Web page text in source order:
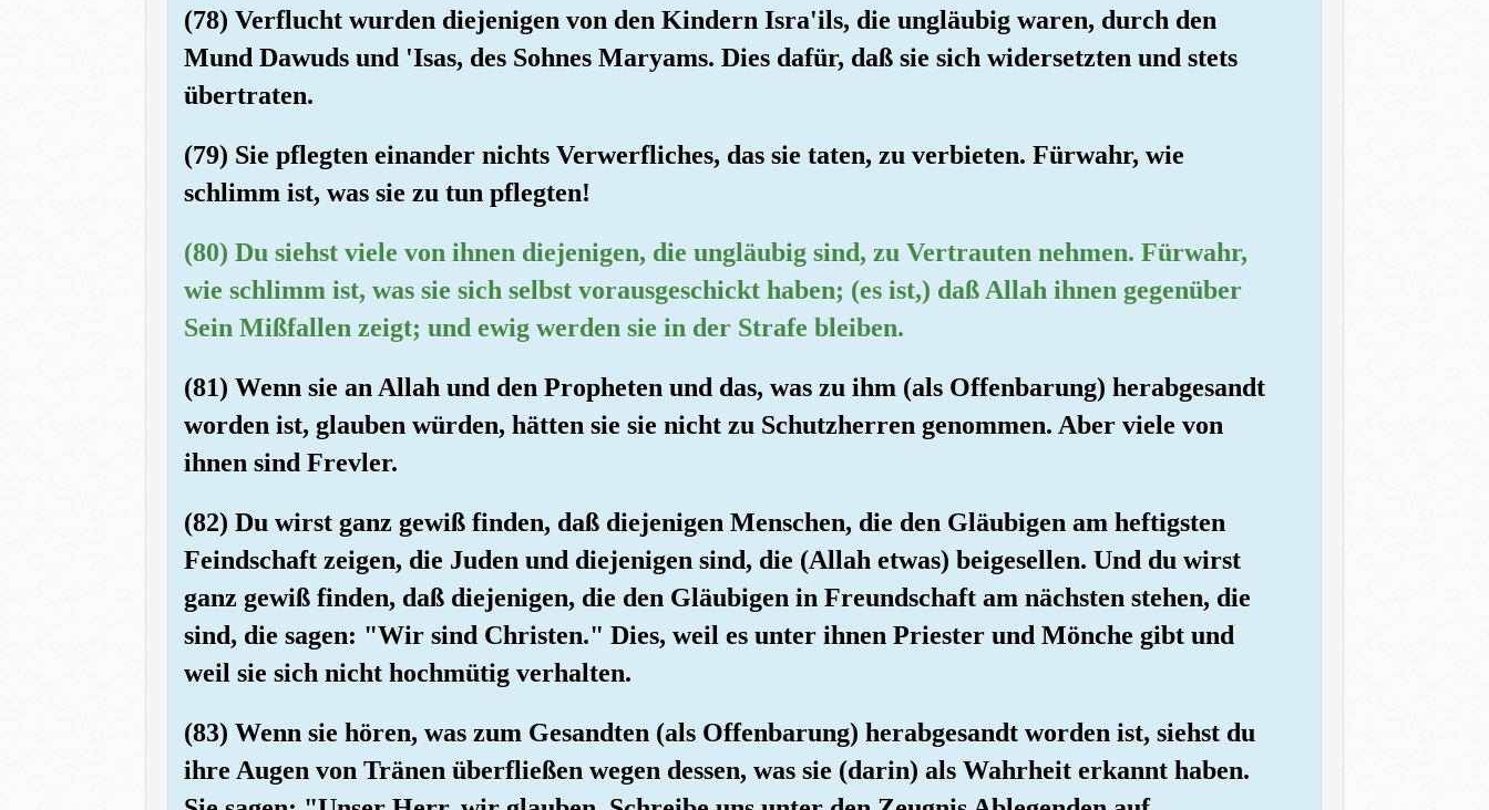
(78) Verflucht wurden diejenigen von den Kindern Isra'ils, die ungläubig waren, durch den
Mund Dawuds und 'Isas, des Sohnes Maryams. Dies dafür, daß sie sich widersetzten und stets
übertraten.
(79) Sie pflegten einander nichts Verwerfliches, das sie taten, zu verbieten. Fürwahr, wie
schlimm ist, was sie zu tun pflegten!
(80) Du siehst viele von ihnen diejenigen, die ungläubig sind, zu Vertrauten nehmen. Fürwahr,
wie schlimm ist, was sie sich selbst vorausgeschickt haben; (es ist,) daß Allah ihnen gegenüber
Sein Mißfallen zeigt; und ewig werden sie in der Strafe bleiben.
(81) Wenn sie an Allah und den Propheten und das, was zu ihm (als Offenbarung) herabgesandt
worden ist, glauben würden, hätten sie sie nicht zu Schutzherren genommen. Aber viele von
ihnen sind Frevler.
(82) Du wirst ganz gewiß finden, daß diejenigen Menschen, die den Gläubigen am heftigsten
Feindschaft zeigen, die Juden und diejenigen sind, die (Allah etwas) beigesellen. Und du wirst
ganz gewiß finden, daß diejenigen, die den Gläubigen in Freundschaft am nächsten stehen, die
sind, die sagen: "Wir sind Christen." Dies, weil es unter ihnen Priester und Mönche gibt und
weil sie sich nicht hochmütig verhalten.
(83) Wenn sie hören, was zum Gesandten (als Offenbarung) herabgesandt worden ist, siehst du
ihre Augen von Tränen überfließen wegen dessen, was sie (darin) als Wahrheit erkannt haben.